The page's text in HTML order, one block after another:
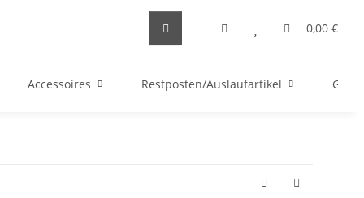
0,00 €
Accessoires Restposten/Auslaufartikel